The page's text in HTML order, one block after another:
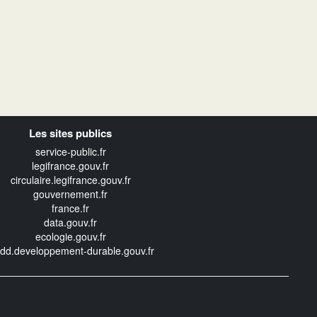
Les sites publics
service-public.fr
legifrance.gouv.fr
circulaire.legifrance.gouv.fr
gouvernement.fr
france.fr
data.gouv.fr
ecologie.gouv.fr
durable.gouv.fr